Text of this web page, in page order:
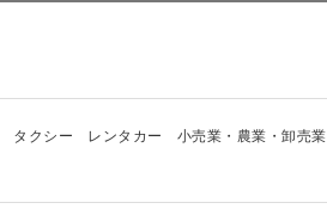
タクシー レンタカー 小売業・農業・卸売業